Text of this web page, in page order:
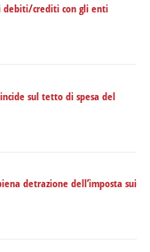
debiti/crediti con gli enti
sul tetto di spesa del
detrazione dell’imposta sui